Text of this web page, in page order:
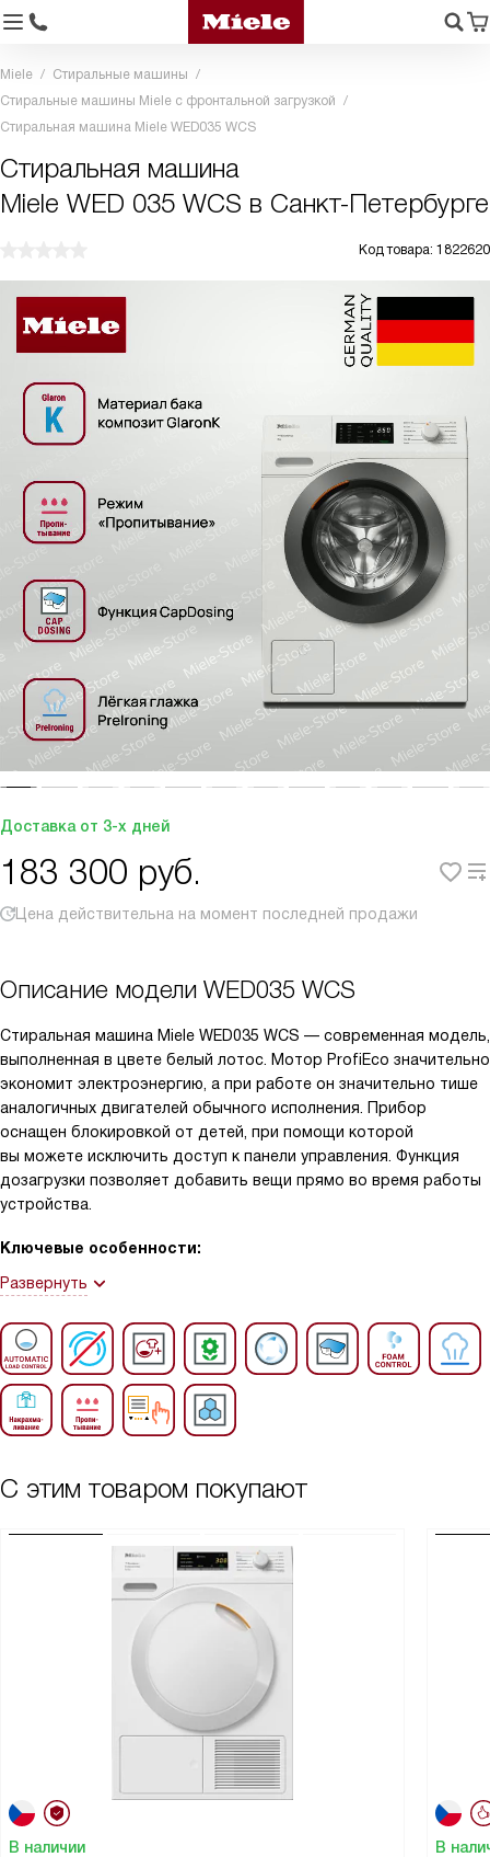
Miele
Стиральные машины
Стиральные машины Miele с фронтальной загрузкой
Стиральная машина Miele WED035 WCS
Стиральная машина
Miele WED 035 WCS в Санкт-Петербурге
Код товара: 1822620
Доставка от 3-х дней
183 300 руб.
Цена действительна на момент последней продажи
Описание модели WED035 WCS
Стиральная машина Miele WED035 WCS — современная модель,
выполненная в цвете белый лотос. Мотор ProfiEco значительно
экономит электроэнергию, а при работе он значительно тише
аналогичных двигателей обычного исполнения. Прибор
оснащен блокировкой от детей, при помощи которой
вы можете исключить доступ к панели управления. Функция
дозагрузки позволяет добавить вещи прямо во время работы
устройства.
Ключевые особенности:
Развернуть
С этим товаром покупают
В наличии В